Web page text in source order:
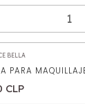
BELLA
PARA
CLP